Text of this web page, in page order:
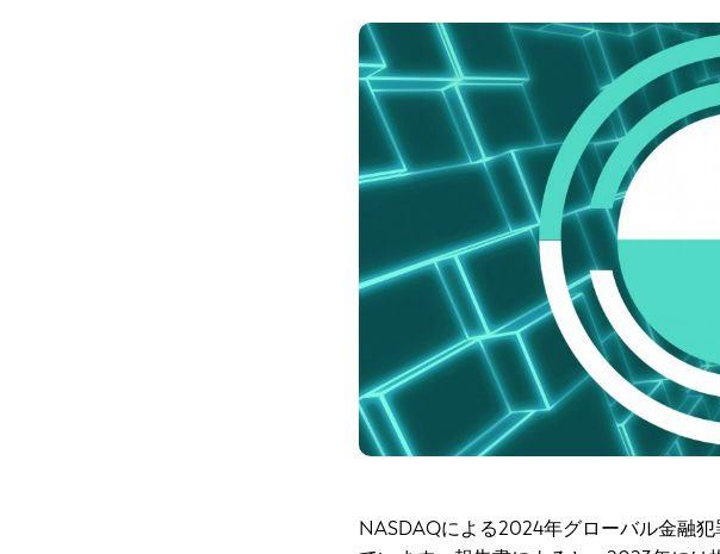
NASDAQによる2024年グローバル金融